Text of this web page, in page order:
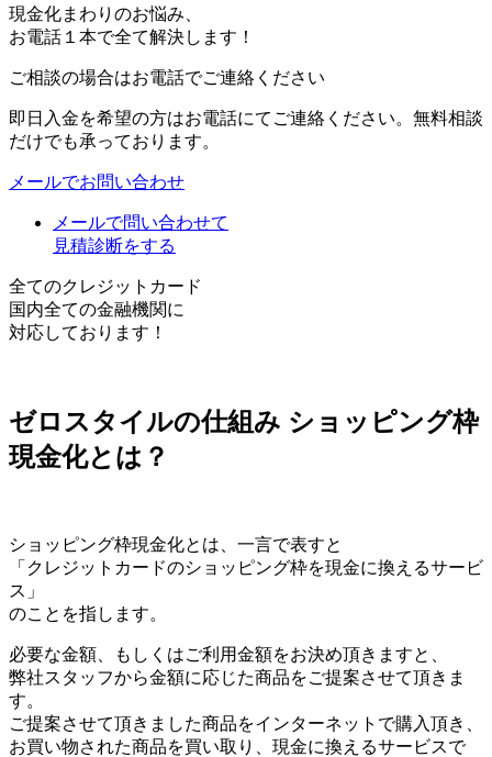
現金化まわりのお悩み、
お電話１本で全て解決します！
ご相談の場合はお電話でご連絡ください
即日入金を希望の方はお電話にてご連絡ください。無料相談
だけでも承っております。
メールでお問い合わせ
メールで問い合わせて
見積診断をする
全てのクレジットカード
国内全ての金融機関に
対応しております！
ゼロスタイルの仕組み ショッピング枠
現金化とは？
ショッピング枠現金化とは、一言で表すと
「クレジットカードのショッピング枠を現金に換えるサービ
ス」
のことを指します。
必要な金額、もしくはご利用金額をお決め頂きますと、
弊社スタッフから金額に応じた商品をご提案させて頂きま
す。
ご提案させて頂きました商品をインターネットで購入頂き、
お買い物された商品を買い取り、現金に換えるサービスで